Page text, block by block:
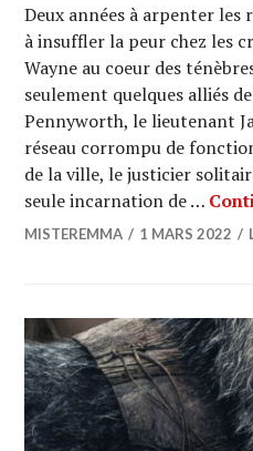
Deux années à arpenter
à insuffler la peur chez les
Wayne au coeur des
seulement quelques alliés
Pennyworth, le lieutenant
réseau corrompu de
de la ville, le justicier
seule incarnation de …
MISTEREMMA 1 MARS 2022